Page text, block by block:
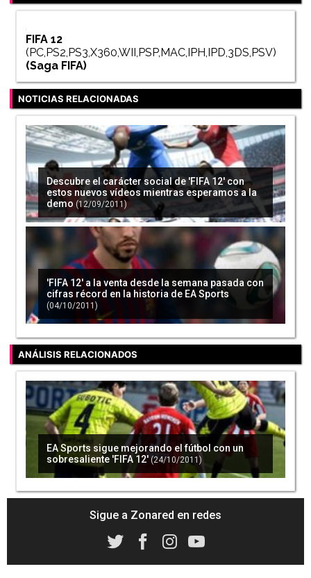
FIFA 12
(PC,PS2,PS3,X360,WII,PSP,MAC,IPH,IPD,3DS,PSV)
(Saga FIFA)
NOTICIAS RELACIONADAS
Descubre el carácter social de 'FIFA 12' con
estos nuevos vídeos mientras esperamos a la
demo (12/09/2011)
'FIFA 12' a la venta desde la semana pasada con
cifras récord en la historia de EA Sports
(04/10/2011)
ANÁLISIS RELACIONADOS
EA Sports sigue mejorando el fútbol con un
sobresaliente 'FIFA 12' (24/10/2011)
Sigue a Zonared en redes